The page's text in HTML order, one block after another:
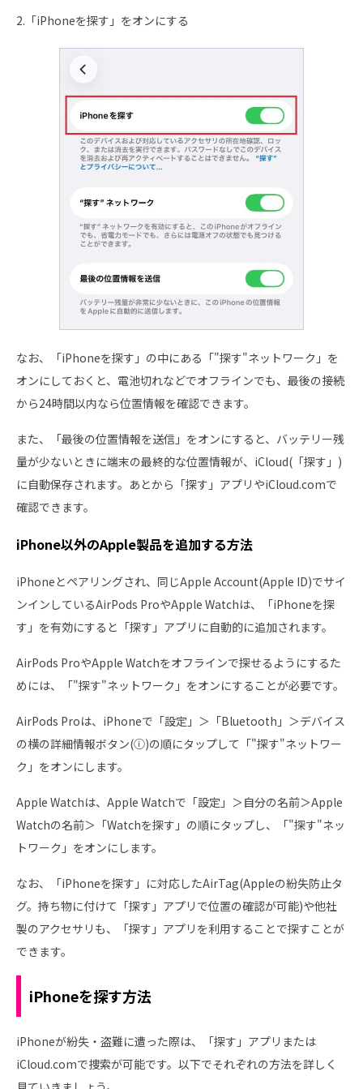
2.「iPhoneを探す」をオンにする
なお、「iPhoneを探す」の中にある「"探す"ネットワーク」を
オンにしておくと、電池切れなどでオフラインでも、最後の接続
から24時間以内なら位置情報を確認できます。
また、「最後の位置情報を送信」をオンにすると、バッテリー残
量が少ないときに端末の最終的な位置情報が、iCloud(「探す」)
に自動保存されます。あとから「探す」アプリやiCloud.comで
確認できます。
iPhone以外のApple製品を追加する方法
iPhoneとペアリングされ、同じApple Account(Apple ID)でサイ
ンインしているAirPods ProやApple Watchは、「iPhoneを探
す」を有効にすると「探す」アプリに自動的に追加されます。
AirPods ProやApple Watchをオフラインで探せるようにするた
めには、「"探す"ネットワーク」をオンにすることが必要です。
AirPods Proは、iPhoneで「設定」＞「Bluetooth」＞デバイス
の横の詳細情報ボタン(ⓘ)の順にタップして「"探す"ネットワー
ク」をオンにします。
Apple Watchは、Apple Watchで「設定」＞自分の名前＞Apple
Watchの名前＞「Watchを探す」の順にタップし、「"探す"ネッ
トワーク」をオンにします。
なお、「iPhoneを探す」に対応したAirTag(Appleの紛失防止タ
グ。持ち物に付けて「探す」アプリで位置の確認が可能)や他社
製のアクセサリも、「探す」アプリを利用することで探すことが
できます。
iPhoneを探す方法
iPhoneが紛失・盗難に遭った際は、「探す」アプリまたは
iCloud.comで捜索が可能です。以下でそれぞれの方法を詳しく